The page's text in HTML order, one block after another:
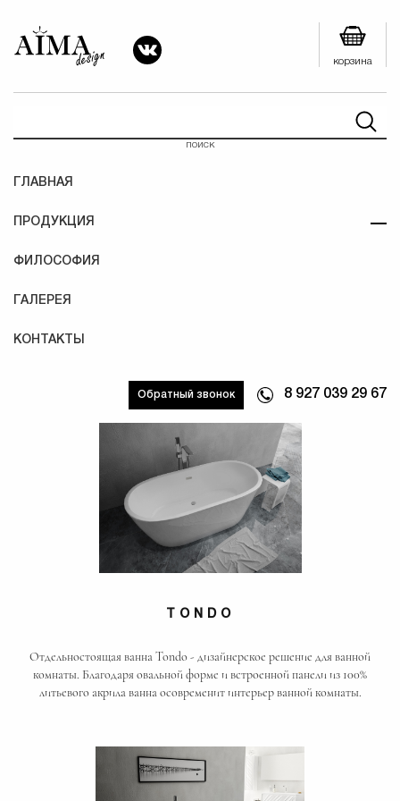
корзина
поиск
ГЛАВНАЯ
ПРОДУКЦИЯ
ФИЛОСОФИЯ
ГАЛЕРЕЯ
КОНТАКТЫ
8 927 039 29 67
Обратный звонок
TONDO
Отдельностоящая ванна Tondo - дизайнерское решение для ванной
комнаты. Благодаря овальной форме и встроенной панели из 100%
литьевого акрила ванна осовременит интерьер ванной комнаты.